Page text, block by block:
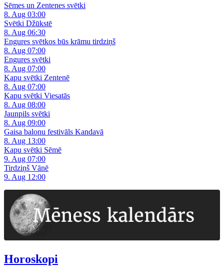
Sēmes un Zentenes svētki
8. Aug 03:00
Svētki Džūkstē
8. Aug 06:30
Engures svētkos būs krāmu tirdziņš
8. Aug 07:00
Engures svētki
8. Aug 07:00
Kapu svētki Zentenē
8. Aug 07:00
Kapu svētki Viesatās
8. Aug 08:00
Jaunpils svētki
8. Aug 09:00
Gaisa balonu festivāls Kandavā
8. Aug 13:00
Kapu svētki Sēmē
9. Aug 07:00
Tirdziņš Vānē
9. Aug 12:00
Horoskopi